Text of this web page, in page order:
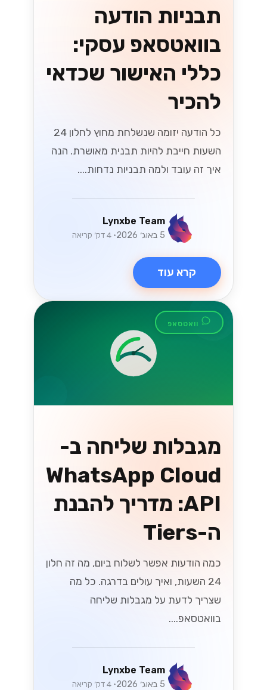
תבניות הודעה
בוואטסאפ עסקי:
כללי האישור שכדאי
להכיר
כל הודעה יזומה שנשלחת מחוץ לחלון 24
השעות חייבת להיות תבנית מאושרת. הנה
איך זה עובד ולמה תבניות נדחות....
Lynxbe Team
5 באוג׳ 2026 • 4 דק׳ קריאה
קרא עוד
וואטסאפ
מגבלות שליחה ב-
WhatsApp Cloud
API: מדריך להבנת
ה-Tiers
כמה הודעות אפשר לשלוח ביום, מה זה חלון
24 השעות, ואיך עולים בדרגה. כל מה
שצריך לדעת על מגבלות שליחה
בוואטסאפ....
Lynxbe Team
5 באוג׳ 2026 • 4 דק׳ קריאה